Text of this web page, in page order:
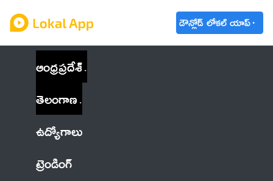
డౌన్లోడ్ లోకల్ యాప్
ఆంధ్రప్రదేశ్
తెలంగాణ
ఉద్యోగాలు
ట్రెండింగ్